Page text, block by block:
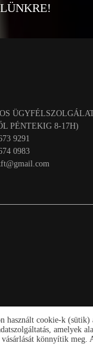
PÉNTEKIG 8-17H)
9291
0983
használt cookie-k (sütik)
amelyek
könnyítik meg.